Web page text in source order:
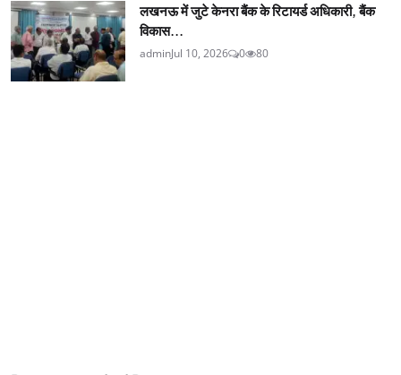
लखनऊ में जुटे केनरा बैंक के रिटायर्ड अधिकारी, बैंक
विकास...
adminJul 10, 2026 0 80